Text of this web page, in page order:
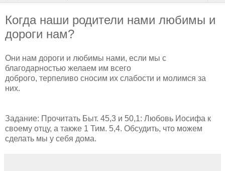
Когда наши родители нами любимы и
дороги нам?
Они нам дороги и любимы нами, если мы с
благодарностью желаем им всего
доброго, терпеливо сносим их слабости и молимся за
них.
Задание: Прочитать Быт. 45,3 и 50,1: Любовь Иосифа к
своему отцу, а также 1 Тим. 5,4. Обсудить, что можем
сделать мы у себя дома.